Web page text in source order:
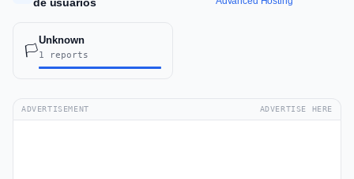
de usuarios
🏳️
Unknown
1 reports
ADVERTISEMENT ADVERTISE HERE